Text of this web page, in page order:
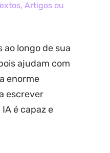
Artigos ou
longo de sua
ajudam com
enorme
escrever
é capaz e